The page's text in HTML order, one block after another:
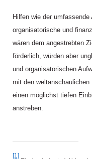
Hilfen wie der
organisatorische und
wären dem angestrebten
förderlich, würden aber
und organisatorischen
mit den weltanschaulichen
einen möglichst tiefen
anstreben.
[1]